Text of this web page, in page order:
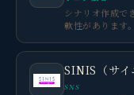
シナリオ作成で
軟性があります。
SINIS（サイ
SNS